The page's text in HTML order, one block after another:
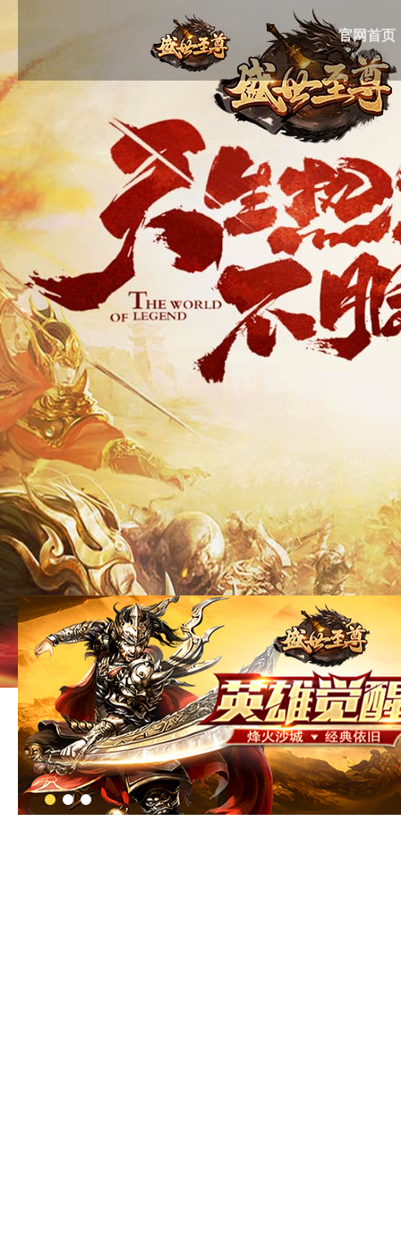
官网首页
HOME